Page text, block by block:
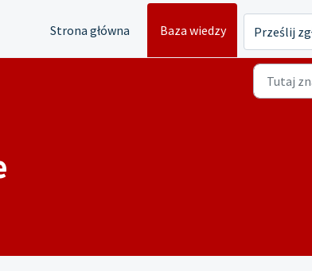
Strona główna Baza wiedzy Prześlij